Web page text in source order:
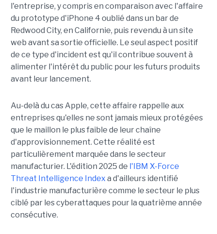
l'entreprise, y compris en comparaison avec l'affaire
du prototype d'iPhone 4 oublié dans un bar de
Redwood City, en Californie, puis revendu à un site
web avant sa sortie officielle. Le seul aspect positif
de ce type d'incident est qu'il contribue souvent à
alimenter l'intérêt du public pour les futurs produits
avant leur lancement.
Au-delà du cas Apple, cette affaire rappelle aux
entreprises qu'elles ne sont jamais mieux protégées
que le maillon le plus faible de leur chaîne
d'approvisionnement. Cette réalité est
particulièrement marquée dans le secteur
manufacturier. L'édition 2025 de l'IBM X-Force
Threat Intelligence Index a d'ailleurs identifié
l'industrie manufacturière comme le secteur le plus
ciblé par les cyberattaques pour la quatrième année
consécutive.